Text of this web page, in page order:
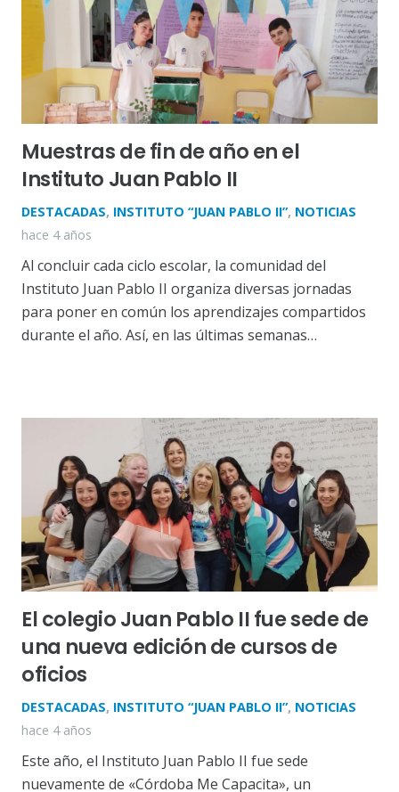
Muestras de fin de año en el
Instituto Juan Pablo II
DESTACADAS, INSTITUTO “JUAN PABLO II”, NOTICIAS
hace 4 años
Al concluir cada ciclo escolar, la comunidad del
Instituto Juan Pablo II organiza diversas jornadas
para poner en común los aprendizajes compartidos
durante el año. Así, en las últimas semanas…
El colegio Juan Pablo II fue sede de
una nueva edición de cursos de
oficios
DESTACADAS, INSTITUTO “JUAN PABLO II”, NOTICIAS
hace 4 años
Este año, el Instituto Juan Pablo II fue sede
nuevamente de «Córdoba Me Capacita», un